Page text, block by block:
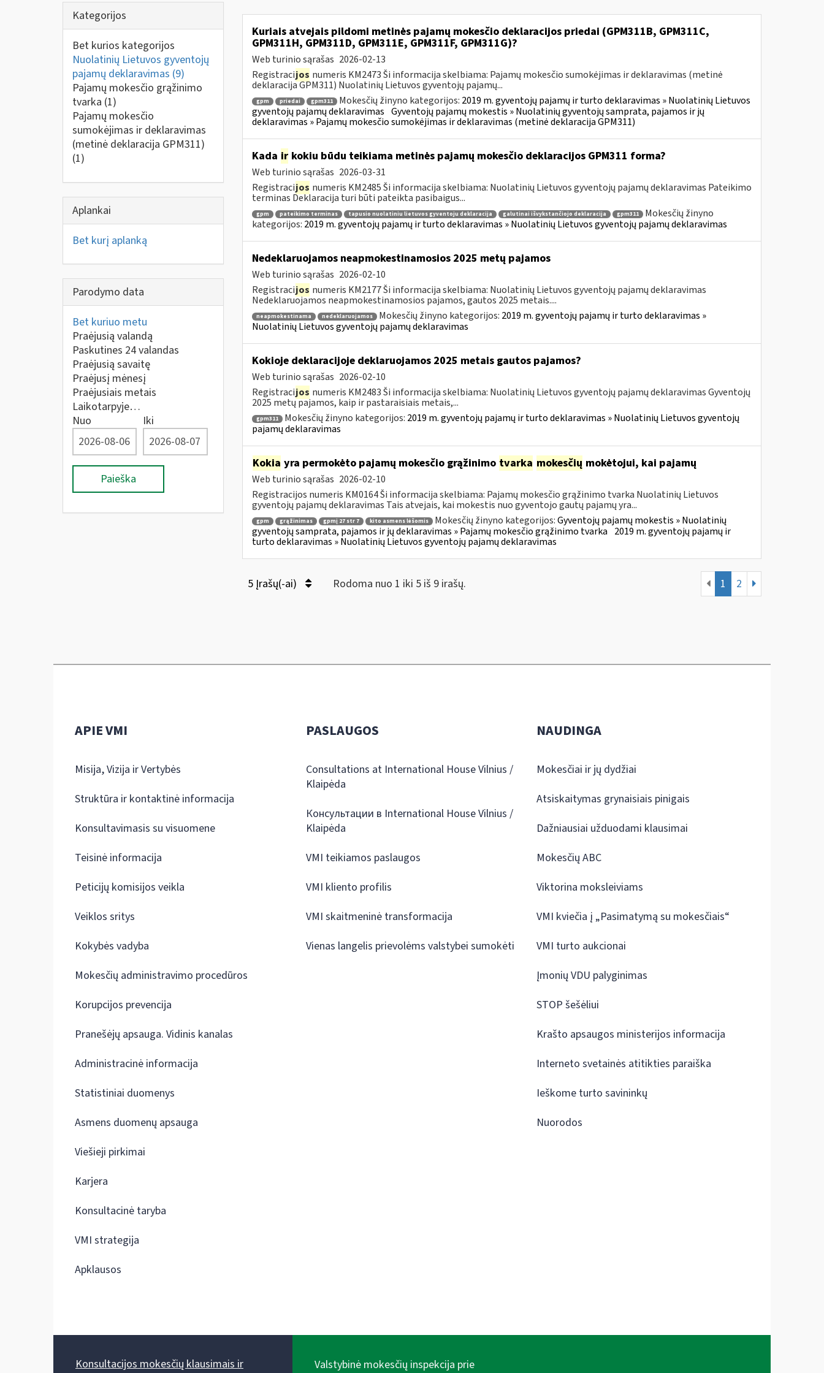
Kategorijos
Bet kurios kategorijos
Nuolatinių Lietuvos gyventojų
pajamų deklaravimas (9)
Pajamų mokesčio grąžinimo
tvarka (1)
Pajamų mokesčio
sumokėjimas ir deklaravimas
(metinė deklaracija GPM311)
(1)
Aplankai
Bet kurį aplanką
Parodymo data
Bet kuriuo metu
Praėjusią valandą
Paskutines 24 valandas
Praėjusią savaitę
Praėjusį mėnesį
Praėjusiais metais
Laikotarpyje…
Nuo
Iki
Paieška
Kuriais atvejais pildomi metinės pajamų mokesčio deklaracijos priedai (GPM311B, GPM311C,
GPM311H, GPM311D, GPM311E, GPM311F, GPM311G)?
Web turinio sąrašas 2026-02-13
Registracijos numeris KM2473 Ši informacija skelbiama: Pajamų mokesčio sumokėjimas ir deklaravimas (metinė
deklaracija GPM311) Nuolatinių Lietuvos gyventojų pajamų...
gpm priedai gpm311 Mokesčių žinyno kategorijos: 2019 m. gyventojų pajamų ir turto deklaravimas » Nuolatinių Lietuvos
gyventojų pajamų deklaravimas Gyventojų pajamų mokestis » Nuolatinių gyventojų samprata, pajamos ir jų
deklaravimas » Pajamų mokesčio sumokėjimas ir deklaravimas (metinė deklaracija GPM311)
Kada irkokiu būdu teikiama metinės pajamų mokesčio deklaracijos GPM311 forma?
Web turinio sąrašas 2026-03-31
Registracijos numeris KM2485 Ši informacija skelbiama: Nuolatinių Lietuvos gyventojų pajamų deklaravimas Pateikimo
terminas Deklaracija turi būti pateikta pasibaigus...
gpm pateikimo terminas tapusio nuolatiniu lietuvos gyventoju deklaracija galutinai išvykstančiojo deklaracija gpm311
Mokesčių žinyno
kategorijos: 2019 m. gyventojų pajamų ir turto deklaravimas » Nuolatinių Lietuvos gyventojų pajamų deklaravimas
Nedeklaruojamos neapmokestinamosios 2025 metų pajamos
Web turinio sąrašas 2026-02-10
Registracijos numeris KM2177 Ši informacija skelbiama: Nuolatinių Lietuvos gyventojų pajamų deklaravimas
Nedeklaruojamos neapmokestinamosios pajamos, gautos 2025 metais....
neapmokestinama nedeklaruojamos Mokesčių žinyno kategorijos: 2019 m. gyventojų pajamų ir turto deklaravimas »
Nuolatinių Lietuvos gyventojų pajamų deklaravimas
Kokioje deklaracijoje deklaruojamos 2025 metais gautos pajamos?
Web turinio sąrašas 2026-02-10
Registracijos numeris KM2483 Ši informacija skelbiama: Nuolatinių Lietuvos gyventojų pajamų deklaravimas Gyventojų
2025 metų pajamos, kaip ir pastaraisiais metais,...
gpm311 Mokesčių žinyno kategorijos: 2019 m. gyventojų pajamų ir turto deklaravimas » Nuolatinių Lietuvos gyventojų
pajamų deklaravimas
Kokia yra permokėto pajamų mokesčio grąžinimo tvarka mokesčių mokėtojui, kai pajamų
Web turinio sąrašas 2026-02-10
Registracijos numeris KM0164 Ši informacija skelbiama: Pajamų mokesčio grąžinimo tvarka Nuolatinių Lietuvos
gyventojų pajamų deklaravimas Tais atvejais, kai mokestis nuo gyventojo gautų pajamų yra...
gpm grąžinimas gpmį 27 str 7 kito asmens lėšomis Mokesčių žinyno kategorijos:Gyventojų pajamų mokestis » Nuolatinių
gyventojų samprata, pajamos ir jų deklaravimas » Pajamų mokesčio grąžinimo tvarka 2019 m. gyventojų pajamų ir
turto deklaravimas » Nuolatinių Lietuvos gyventojų pajamų deklaravimas
5 Įrašų(-ai) Rodoma nuo 1 iki 5 iš 9 irašų. 1 2
APIE VMI
Misija, Vizija ir Vertybės
Struktūra ir kontaktinė informacija
Konsultavimasis su visuomene
Teisinė informacija
Peticijų komisijos veikla
Veiklos sritys
Kokybės vadyba
Mokesčių administravimo procedūros
Korupcijos prevencija
Pranešėjų apsauga. Vidinis kanalas
Administracinė informacija
Statistiniai duomenys
Asmens duomenų apsauga
Viešieji pirkimai
Karjera
Konsultacinė taryba
VMI strategija
Apklausos
PASLAUGOS
Consultations at International House Vilnius /
Klaipėda
Консультации в International House Vilnius /
Klaipėda
VMI teikiamos paslaugos
VMI kliento profilis
VMI skaitmeninė transformacija
Vienas langelis prievolėms valstybei sumokėti
NAUDINGA
Mokesčiai ir jų dydžiai
Atsiskaitymas grynaisiais pinigais
Dažniausiai užduodami klausimai
Mokesčių ABC
Viktorina moksleiviams
VMI kviečia į „Pasimatymą su mokesčiais“
VMI turto aukcionai
Įmonių VDU palyginimas
STOP šešėliui
Krašto apsaugos ministerijos informacija
Interneto svetainės atitikties paraiška
Ieškome turto savininkų
Nuorodos
Konsultacijos mokesčių klausimais ir
Valstybinė mokesčių inspekcija prie